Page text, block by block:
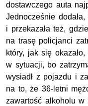
dostawczego auta
Jednocześnie
i przekazała też,
na trasę policjanci
który, jak się
w sytuacji, bo
wysiadł z pojazdu i
na to, że 36-letni
zawartość alkoholu w